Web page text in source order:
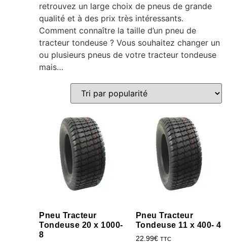
retrouvez un large choix de pneus de grande
qualité et à des prix très intéressants.
Comment connaître la taille d’un pneu de
tracteur tondeuse ? Vous souhaitez changer un
ou plusieurs pneus de votre tracteur tondeuse
mais…
Pneu Tracteur
Tondeuse 20 x 1000-
8
Pneu Tracteur
Tondeuse 11 x 400- 4
22.99€ TTC